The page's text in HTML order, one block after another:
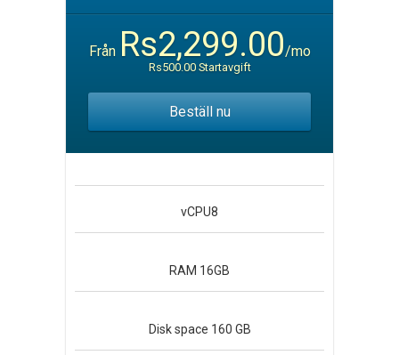
Från Rs2,299.00/mo
Rs500.00 Startavgift
Beställ nu
vCPU8
RAM 16GB
Disk space 160 GB